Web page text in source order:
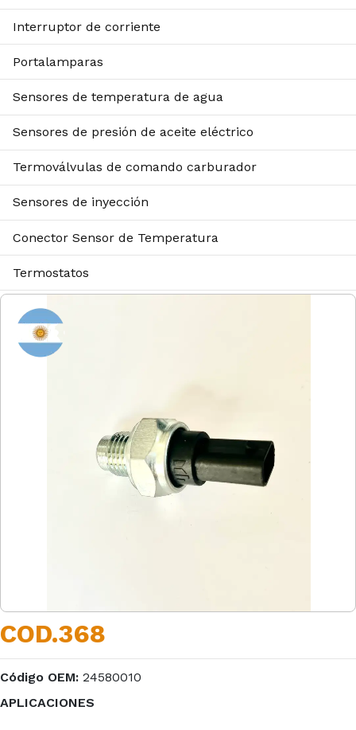
Interruptor de corriente
Portalamparas
Sensores de temperatura de agua
Sensores de presión de aceite eléctrico
Termoválvulas de comando carburador
Sensores de inyección
Conector Sensor de Temperatura
Termostatos
COD.368
Código OEM: 24580010
APLICACIONES